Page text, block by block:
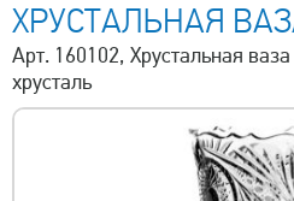
ХРУСТАЛЬНАЯ
Арт. 160102, Хрустальная
хрусталь